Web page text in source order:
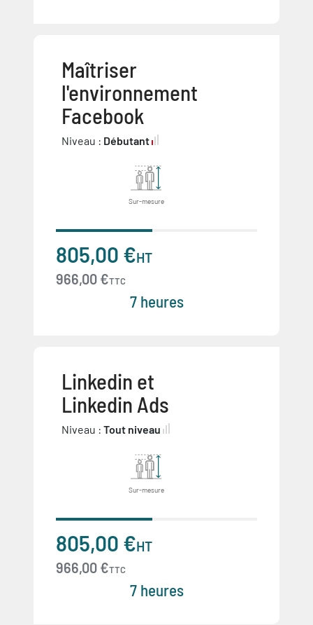
Maîtriser
l'environnement
Facebook
Niveau : Débutant
Sur-mesure
805,00 €HT
966,00 €TTC
7 heures
Linkedin et
Linkedin Ads
Niveau : Tout niveau
Sur-mesure
805,00 €HT
966,00 €TTC
7 heures